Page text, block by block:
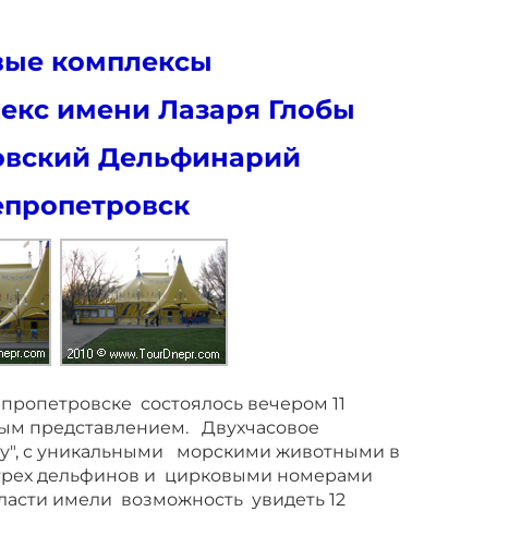
комплексы
имени Лазаря Глобы
Дельфинарий
состоялось вечером 11
представлением. Двухчасовое
с уникальными морскими животными в
дельфинов и цирковыми номерами
имели возможность увидеть 12